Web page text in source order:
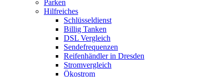
Parken
Hilfreiches
Schlüsseldienst
Billig Tanken
DSL Vergleich
Sendefrequenzen
Reifenhändler in Dresden
Stromvergleich
Ökostrom